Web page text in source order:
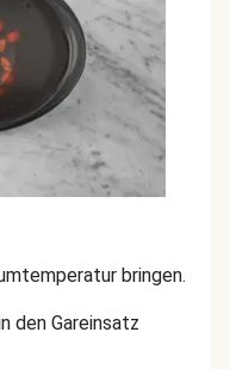
bringen.
den Gareinsatz